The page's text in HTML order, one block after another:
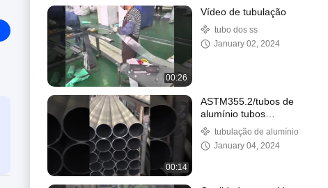
00:26
Vídeo de tubulação
tubo dos ss
January 02, 2024
00:14
ASTM355.2/tubos de
alumínio tubos
redondos de alumínio
6063 t5 6061 t6 tubos
de alumínio
tubulação de alumínio
January 04, 2024